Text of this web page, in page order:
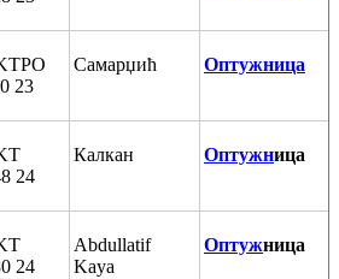
23
Самарџић Оптужница
24
Калкан Оптужница
24
Abdullatif
Kaya
Оптужница